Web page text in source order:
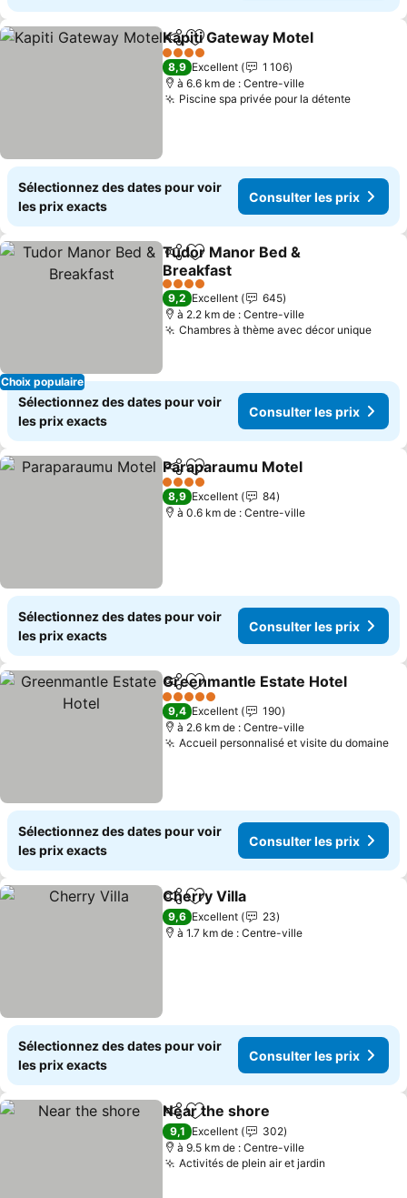
PartagerAjouter à mes favoris
Kapiti Gateway Motel
4 Étoiles
8,9 Excellent
1 106
à 6.6 km de : Centre-ville
Piscine spa privée pour la détente
Sélectionnez des dates pour voir
les prix exacts
Consulter les prix
Choix populaire
PartagerAjouter à mes favoris
Tudor Manor Bed &
Breakfast
Consulter les prix
4 Étoiles
9,2 Excellent
645
à 2.2 km de : Centre-ville
Chambres à thème avec décor unique
Sélectionnez des dates pour voir
les prix exacts
Consulter les prix
PartagerAjouter à mes favoris
Paraparaumu Motel
4 Étoiles
8,9 Excellent
84
à 0.6 km de : Centre-ville
Sélectionnez des dates pour voir
les prix exacts
Consulter les prix
PartagerAjouter à mes favoris
Greenmantle Estate Hotel
5 Étoiles
9,4 Excellent
190
à 2.6 km de : Centre-ville
Accueil personnalisé et visite du domaine
Sélectionnez des dates pour voir
les prix exacts
Consulter les prix
PartagerAjouter à mes favoris
Cherry Villa
9,6 Excellent
23
à 1.7 km de : Centre-ville
Sélectionnez des dates pour voir
les prix exacts
Consulter les prix
PartagerAjouter à mes favoris
Near the shore
9,1 Excellent
302
à 9.5 km de : Centre-ville
Activités de plein air et jardin